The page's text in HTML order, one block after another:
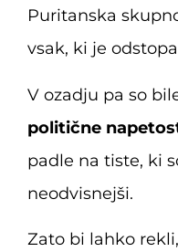
Puritanska
vsak, ki je
V ozadju pa so
politične
padle na tiste, ki
neodvisnejši.
Zato bi lahko